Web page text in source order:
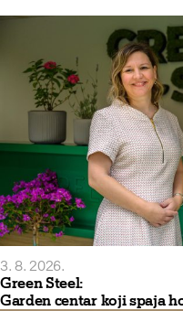
3. 8. 2026.
Green Steel:
Garden centar koji spaja